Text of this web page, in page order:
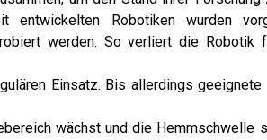
entwickelten
Robotiken wurden
werden. So verliert die Robotik
Einsatz. Bis allerdings geeignete
wächst und die Hemmschwelle